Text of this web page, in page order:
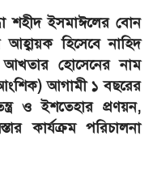
শহীদ ইসমাঈলের বোন
হিসেবে নাহিদ
হোসেনের নাম
আগামী ১ বছরের
ও ইশতেহার প্রণয়ন,
কার্যক্রম পরিচালনা